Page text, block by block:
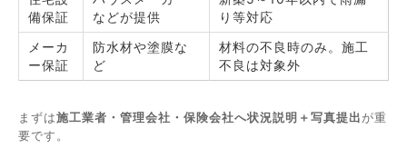
備保証
などが提供
り等対応
メーカ
ー保証
防水材や塗膜な
ど
材料の不良時のみ。施工
不良は対象外
まずは施工業者・管理会社・保険会社へ状況説明＋写真提出が重
要です。